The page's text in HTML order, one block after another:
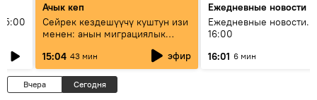
Ачык кеп
Сейрек кездешүүчү куштун изи
менен: анын миграциялык
жолу эмнеден кабар берет?
15:04 43 мин эфир
Ежедневные новости
Ежедневные новости.
16:00
16:01 6 мин
Вчера Сегодня